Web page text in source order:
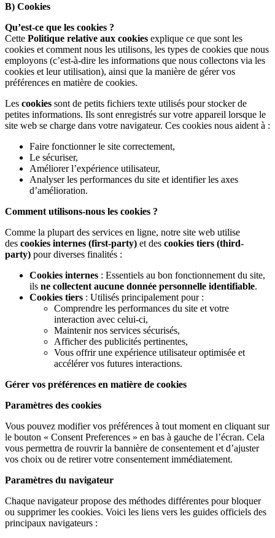
B) Cookies
Qu’est-ce que les cookies ?
Cette Politique relative aux cookies explique ce que sont les
cookies et comment nous les utilisons, les types de cookies que nous
employons (c’est-à-dire les informations que nous collectons via les
cookies et leur utilisation), ainsi que la manière de gérer vos
préférences en matière de cookies.
Les cookies sont de petits fichiers texte utilisés pour stocker de
petites informations. Ils sont enregistrés sur votre appareil lorsque le
site web se charge dans votre navigateur. Ces cookies nous aident à :
Faire fonctionner le site correctement,
Le sécuriser,
Améliorer l’expérience utilisateur,
Analyser les performances du site et identifier les axes
d’amélioration.
Comment utilisons-nous les cookies ?
Comme la plupart des services en ligne, notre site web utilise
des cookies internes (first-party) et des cookies tiers (third-
party) pour diverses finalités :
Cookies internes : Essentiels au bon fonctionnement du site,
ils ne collectent aucune donnée personnelle identifiable.
Cookies tiers : Utilisés principalement pour :
Comprendre les performances du site et votre
interaction avec celui-ci,
Maintenir nos services sécurisés,
Afficher des publicités pertinentes,
Vous offrir une expérience utilisateur optimisée et
accélérer vos futures interactions.
Gérer vos préférences en matière de cookies
Paramètres des cookies
Vous pouvez modifier vos préférences à tout moment en cliquant sur
le bouton « Consent Preferences » en bas à gauche de l’écran. Cela
vous permettra de rouvrir la bannière de consentement et d’ajuster
vos choix ou de retirer votre consentement immédiatement.
Paramètres du navigateur
Chaque navigateur propose des méthodes différentes pour bloquer
ou supprimer les cookies. Voici les liens vers les guides officiels des
principaux navigateurs :